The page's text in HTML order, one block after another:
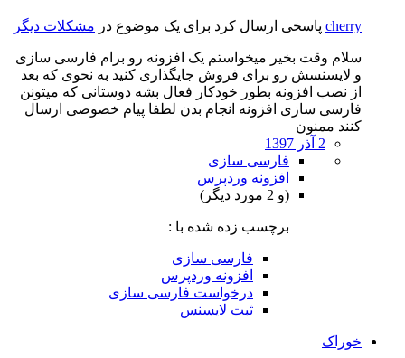
cherry پاسخی ارسال کرد برای یک موضوع در مشکلات دیگر
سلام وقت بخیر میخواستم یک افزونه رو برام فارسی سازی
و لایسنسش رو برای فروش جایگذاری کنید به نحوی که بعد
از نصب افزونه بطور خودکار فعال بشه دوستانی که میتونن
فارسی سازی افزونه انجام بدن لطفا پیام خصوصی ارسال
کنند ممنون
2 آذر 1397
فارسی سازی
افزونه وردپرس
(و 2 مورد دیگر)
برچسب زده شده با :
فارسی سازی
افزونه وردپرس
درخواست فارسی سازی
ثبت لایسنس
خوراک